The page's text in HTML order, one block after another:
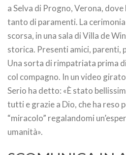
a Selva di Progno, Verona,
tanto di paramenti. La
scorsa, in una sala di Villa de
storica. Presenti amici, parenti,
Una sorta di rimpatriata prima
col compagno. In un video
Serio ha detto: «È stato
tutti e grazie a Dio, che ha reso
“miracolo” regalandomi
umanità».